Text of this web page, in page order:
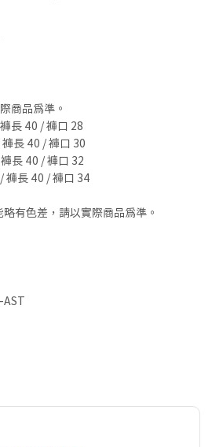
商品為準。
長 40 / 褲口 28
長 40 / 褲口 30
長 40 / 褲口 32
褲長 40 / 褲口 34
有色差，請以實際商品為準。
AST